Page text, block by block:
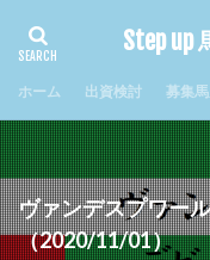
Step up
ホーム 出資検討 募集
ヴァンデスプワー
（2020/11/01）
キャロットクラブ
ジュルビアン
ディエルメス